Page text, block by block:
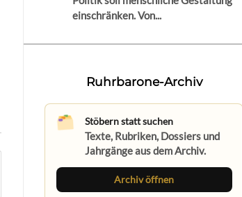
einschränken. Von...
Ruhrbarone-Archiv
Stöbern statt suchen
Texte, Rubriken, Dossiers und
Jahrgänge aus dem Archiv.
Archiv öffnen